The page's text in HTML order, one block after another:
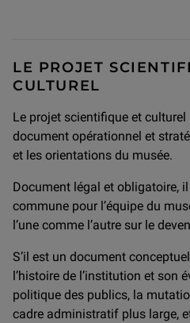
LE PROJET
CULTUREL
Le projet scientifique et culturel
document opérationnel et
et les orientations du musée.
Document légal et obligatoire,
commune pour l’équipe du
l’une comme l’autre sur le
S’il est un document
l’histoire de l’institution et son
politique des publics, la
cadre administratif plus large,